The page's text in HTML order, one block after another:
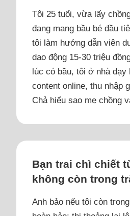
Tôi 25 tuổi, vừa lấy
đang mang bầu bé đầu
tôi làm hướng dẫn viên
dao động 15-30 triệu
lúc có bầu, tôi ở nhà dạy
content online, thu nhập
Chả hiểu sao mẹ chồng
Bạn trai chì chiết
không còn trong
Anh bảo nếu tôi còn